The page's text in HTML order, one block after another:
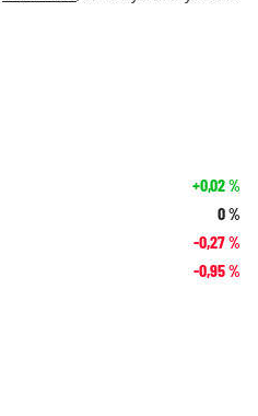
+0,02%
0%
-0,27%
-0,95%